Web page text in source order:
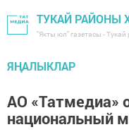
ТУКАЙ РАЙОНЫ
"Якты юл" газетасы -
ЯҢАЛЫКЛАР
АО «Татмедиа»
национальный